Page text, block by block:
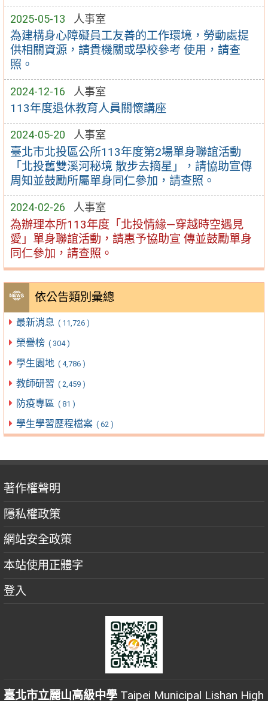
2025-05-13 人事室
為建構身心障礙員工友善的工作環境，勞動處提
供相關資源，請貴機關或學校參考 使用，請查
照。
2024-12-16 人事室
113年度退休教育人員關懷講座
2024-05-20 人事室
臺北市北投區公所113年度第2場單身聯誼活動
「北投舊雙溪河秘境 散步去摘星」，請協助宣傳
周知並鼓勵所屬單身同仁參加，請查照。
2024-02-26 人事室
為辦理本所113年度「北投情緣—穿越時空遇見
愛」單身聯誼活動，請惠予協助宣 傳並鼓勵單身
同仁參加，請查照。
依公告類別彙總
最新消息 ( 11,726 )
榮譽榜 ( 304 )
學生園地 ( 4,786 )
教師研習 ( 2,459 )
防疫專區 ( 81 )
學生學習歷程檔案 ( 62 )
著作權聲明
隱私權政策
網站安全政策
本站使用正體字
登入
臺北市立麗山高級中學 Taipei Municipal Lishan High